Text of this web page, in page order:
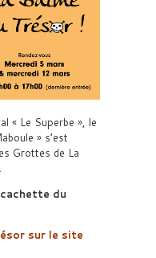
« Le Superbe », le
» s’est
Grottes de La
.
cachette du
sur le site